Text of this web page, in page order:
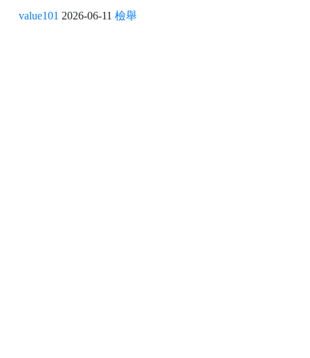
value101 2026-06-11 檢舉